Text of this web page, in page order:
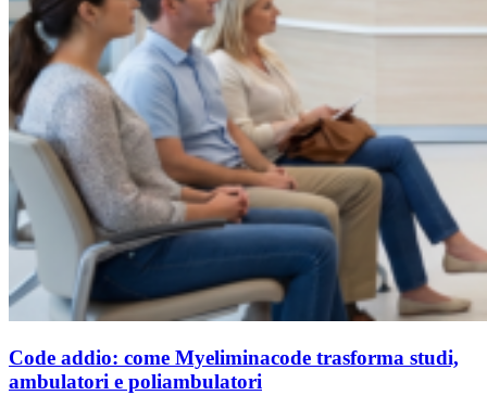
Code addio: come Myeliminacode trasforma studi,
ambulatori e poliambulatori